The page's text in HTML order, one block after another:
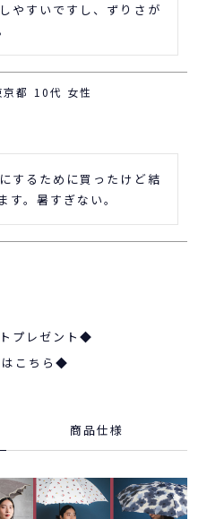
やすいですし、ずりさが
京都 10代 女性
するために買ったけど結
す。暑すぎない。
プレゼント◆
こちら◆
商品仕様